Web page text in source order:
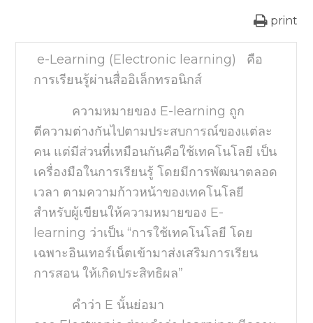
คือ
อะไร
print
e-Learning (Electronic learning) คือ
การเรียนรู้ผ่านสื่ออิเล็กทรอนิกส์
ความหมายของ E-learning ถูก
ตีความต่างกันไปตามประสบการณ์ของแต่ละ
คน แต่มีส่วนที่เหมือนกันคือใช้เทคโนโลยี เป็น
เครื่องมือในการเรียนรู้ โดยมีการพัฒนาตลอด
เวลา ตามความก้าวหน้าของเทคโนโลยี
สำหรับผู้เขียนให้ความหมายของ E-
learning ว่าเป็น “การใช้เทคโนโลยี โดย
เฉพาะอินเทอร์เน็ตเข้ามาส่งเสริมการเรียน
การสอน ให้เกิดประสิทธิผล”
คำว่า E นั้นย่อมา